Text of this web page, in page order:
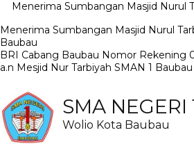
Sumbangan Masjid Nurul
Menerima Sumbangan Masjid Nurul
Baubau
BRI Cabang Baubau Nomor Rekening
a.n Mesjid Nur Tarbiyah SMAN 1 Baubau
SMA NEGERI
Wolio Kota Baubau